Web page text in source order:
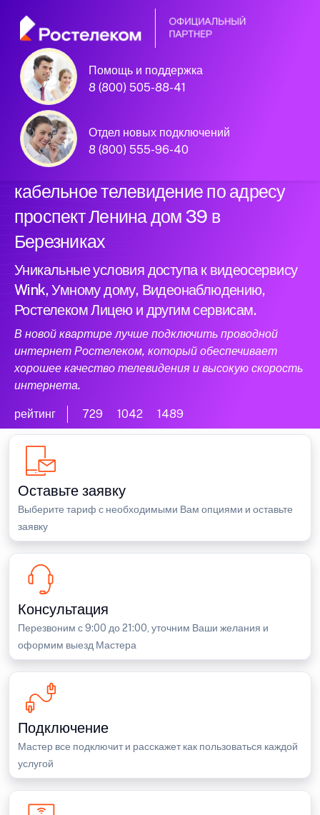
Помощь и поддержка
8 (800) 505-88-41
Отдел новых подключений
8 (800) 555-96-40
Официальный
партнер Ростелеком
Подключили новый интернет и
кабельное телевидение по адресу
проспект Ленина дом 39 в
Березниках
Уникальные условия доступа к видеосервису
Wink, Умному дому, Видеонаблюдению,
Ростелеком Лицею и другим сервисам.
В новой квартире лучше подключить проводной
интернет Ростелеком, который обеспечивает
хорошее качество телевидения и высокую скорость
интернета.
рейтинг 729 1042 1489
Оставьте заявку
Выберите тариф с необходимыми Вам опциями и оставьте
заявку
Консультация
Перезвоним с 9:00 до 21:00, уточним Ваши желания и
оформим выезд Мастера
Подключение
Мастер все подключит и расскажет как пользоваться каждой
услугой